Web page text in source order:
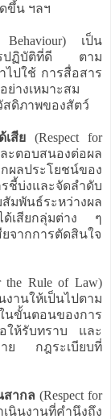
ขึ้น ฯลฯ
เป็น
รปฏิบัติที่ดี ตาม
ไปใช้ การสื่อสาร
างเหมาะสม
สดิภาพของสัตว์
เสีย (Respect for
ะตอบสนองต่อผล
ผลประโยชน์ของ
ชี้บ่งและจัดลำดับ
มพันธ์ระหว่างผล
ด้เสียกลุ่มต่าง ๆ
จากการตัดสินใจ
the Rule of Law)
านให้เป็นไปตาม
นขั้นตอนของการ
ให้รับทราบ และ
าย กฎระเบียบที่
สากล (Respect for
เนินงานที่คำนึงถึง